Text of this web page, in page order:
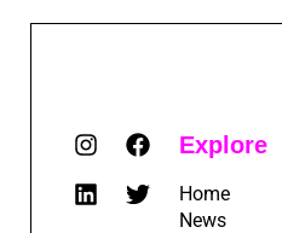
Explore
Home
News